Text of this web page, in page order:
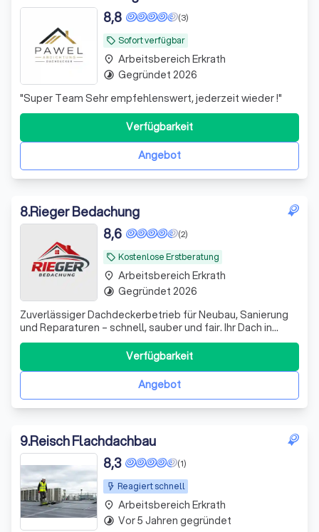
local_offer Sofort verfügbar
(3)
8,8
" Super Team Sehr empfehlenswert, jederzeit wieder !"
Angebot
Verfügbarkeit
place Arbeitsbereich Erkrath
timelapse Gegründet 2026
8.Rieger Bedachung
local_offer Kostenlose Erstberatung
(2)
8,6
Zuverlässiger Dachdeckerbetrieb für Neubau, Sanierung
und Reparaturen – schnell, sauber und fair. Ihr Dach in
besten Händen!
Angebot
Verfügbarkeit
place Arbeitsbereich Erkrath
timelapse Gegründet 2026
9.Reisch Flachdachbau
Reagiert schnell
(1)
8,3
place Arbeitsbereich Erkrath
timelapse Vor 5 Jahren gegründet